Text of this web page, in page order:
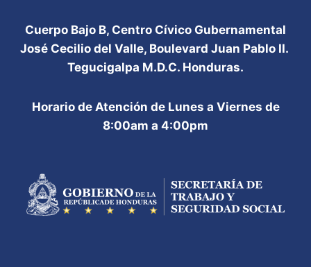
Cuerpo Bajo B, Centro Cívico Gubernamental
José Cecilio del Valle, Boulevard Juan Pablo II.
Tegucigalpa M.D.C. Honduras.
Horario de Atención de Lunes a Viernes de
8:00am a 4:00pm